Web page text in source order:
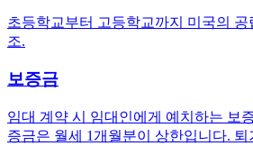
초등학교부터 고등학교까지 미국의 공
조.
보증금
임대 계약 시 임대인에게 예치하는 보
증금은 월세 1개월분이 상한입니다.